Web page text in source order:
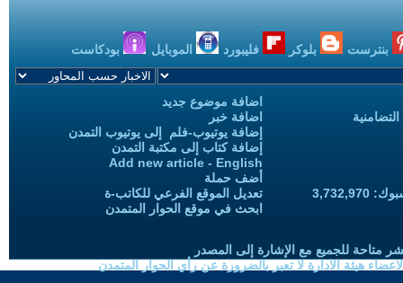
بنترست بلوكر فليبورد الموبايل بودكاست
اضافة موضوع جديد
اضافة خبر
إضافة يوتيوب-فلم إلى يوتيوب التمدن
إضافة كتاب إلى مكتبة التمدن
Add new article - English
أضف حملة
تعديل الموقع الفرعي للكاتب-ة
ابحث في موقع الحوار المتمدن
متاحة للجميع مع الإشارة إلى المصدر
هيئة الادارة لا تعبر بالضرورة عن رأي الحوار المتمدن